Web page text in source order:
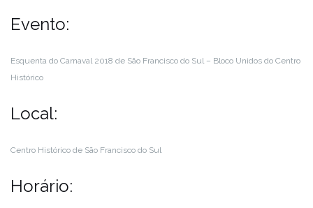
Evento:
Esquenta do Carnaval 2018 de São Francisco do Sul – Bloco Unidos do Centro
Histórico
Local:
Centro Histórico de São Francisco do Sul
Horário: